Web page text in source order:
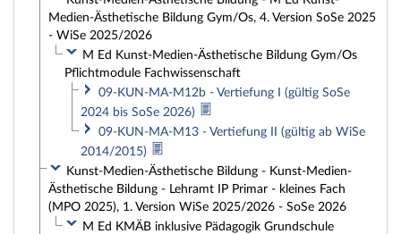
Medien-Ästhetische Bildung Gym/Os, 4. Version SoSe 2025
- WiSe 2025/2026
M Ed Kunst-Medien-Ästhetische Bildung Gym/Os
Pflichtmodule Fachwissenschaft
09-KUN-MA-M12b - Vertiefung I (gültig SoSe
2024 bis SoSe 2026)
09-KUN-MA-M13 - Vertiefung II (gültig ab WiSe
2014/2015)
Kunst-Medien-Ästhetische Bildung - Kunst-Medien-
Ästhetische Bildung - Lehramt IP Primar - kleines Fach
(MPO 2025), 1. Version WiSe 2025/2026 - SoSe 2026
M Ed KMÄB inklusive Pädagogik Grundschule